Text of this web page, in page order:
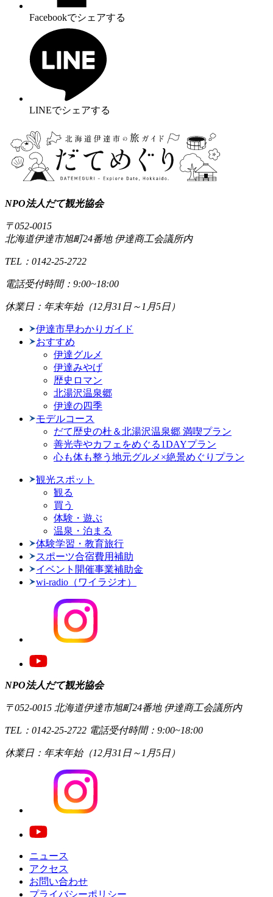
Facebookでシェアする
LINEでシェアする
NPO法人だて観光協会
〒052-0015
北海道伊達市旭町24番地 伊達商工会議所内
TEL：0142-25-2722
電話受付時間：9:00~18:00
休業日：年末年始（12月31日～1月5日）
伊達市早わかりガイド
おすすめ
伊達グルメ
伊達みやげ
歴史ロマン
北湯沢温泉郷
伊達の四季
モデルコース
だて歴史の杜＆北湯沢温泉郷 満喫プラン
善光寺やカフェをめぐる1DAYプラン
心も体も整う地元グルメ×絶景めぐりプラン
観光スポット
観る
買う
体験・遊ぶ
温泉・泊まる
体験学習・教育旅行
スポーツ合宿費用補助
イベント開催事業補助金
wi-radio（ワイラジオ）
NPO法人だて観光協会
〒052-0015 北海道伊達市旭町24番地 伊達商工会議所内
TEL：0142-25-2722 電話受付時間：9:00~18:00
休業日：年末年始（12月31日～1月5日）
ニュース
アクセス
お問い合わせ
プライバシーポリシー